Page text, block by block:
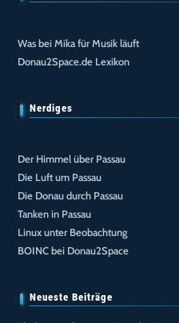
Was bei Mika für Musik läuft
Donau2Space.de Lexikon
Nerdiges
Der Himmel über Passau
Die Luft um Passau
Die Donau durch Passau
Tanken in Passau
Linux unter Beobachtung
BOINC bei Donau2Space
Neueste Beiträge